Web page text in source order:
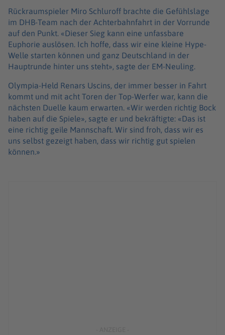
Rückraumspieler Miro Schluroff brachte die Gefühlslage
im DHB-Team nach der Achterbahnfahrt in der Vorrunde
auf den Punkt. «Dieser Sieg kann eine unfassbare
Euphorie auslösen. Ich hoffe, dass wir eine kleine Hype-
Welle starten können und ganz Deutschland in der
Hauptrunde hinter uns steht», sagte der EM-Neuling.
Olympia-Held Renars Uscins, der immer besser in Fahrt
kommt und mit acht Toren der Top-Werfer war, kann die
nächsten Duelle kaum erwarten. «Wir werden richtig Bock
haben auf die Spiele», sagte er und bekräftigte: «Das ist
eine richtig geile Mannschaft. Wir sind froh, dass wir es
uns selbst gezeigt haben, dass wir richtig gut spielen
können.»